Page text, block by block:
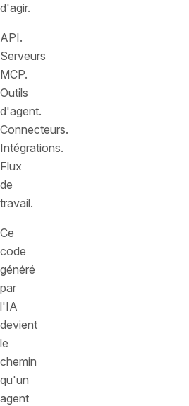
d'agir.
API.
Serveurs
MCP.
Outils
d'agent.
Connecteurs.
Intégrations.
Flux
de
travail.
Ce
code
généré
par
l'IA
devient
le
chemin
qu'un
agent